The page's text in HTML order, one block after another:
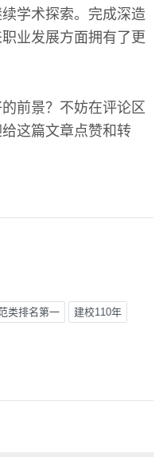
学术探索。完成深造
业发展方面拥有了更
前景？不妨在评论区
这篇文章点赞和转
类排名第一 建校110年